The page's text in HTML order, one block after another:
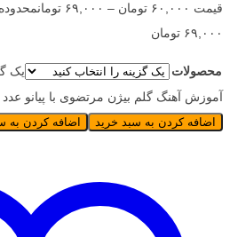
قیمت ۶۰,۰۰۰ تومان – ۶۹,۰۰۰ تومان
۶۹,۰۰۰ تومان
محصولات
یک
آموزش آهنگ گلم بیژن مرتضوی با پیانو عدد
اضافه کردن به سبد خرید اضافه کردن به